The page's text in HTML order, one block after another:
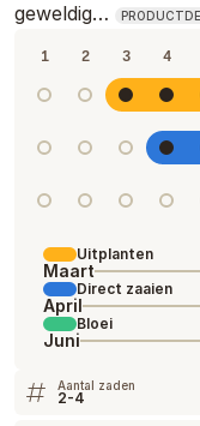
geweldig…
1 2 3 4
Uitplanten
Maart
Direct zaaien
April
Bloei
Juni
Aantal zaden
2-4